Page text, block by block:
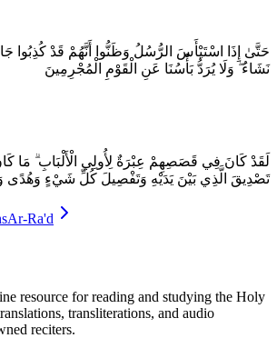
حَتَّىٰ إِذَا اسْتَيْأَسَ الرُّسُلُ وَظَنُّوا أَنَّهُمْ قَدْ كُذِبُوا
نَشَاءُ ۖ وَلَا يُرَدُّ بَأْسُنَا عَنِ الْقَوْمِ الْمُجْرِمِينَ
لَقَدْ كَانَ فِي قَصَصِهِمْ عِبْرَةٌ لِأُولِي الْأَلْبَابِ ۗ مَا
تَصْدِيقَ الَّذِي بَيْنَ يَدَيْهِ وَتَفْصِيلَ كُلِّ شَيْءٍ وَهُدًى
Ar-Ra'd
resource for reading and studying the Holy
transliterations, and audio
reciters.